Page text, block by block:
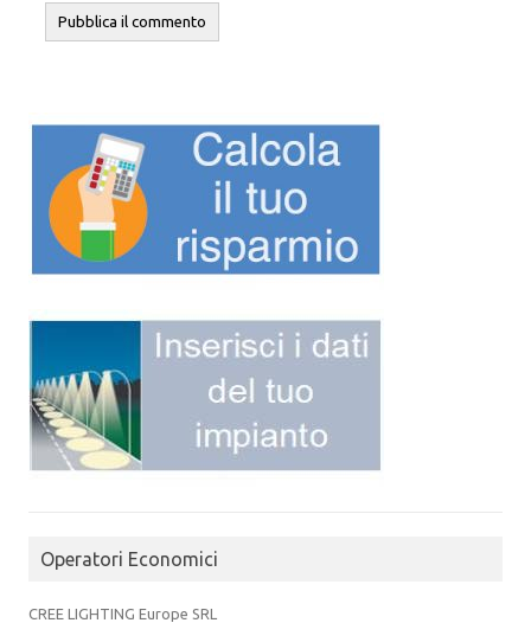
Operatori Economici
CREE LIGHTING Europe SRL